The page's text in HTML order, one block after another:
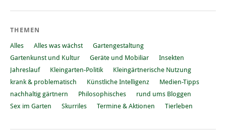
THEMEN
Alles Alles was wächst
Gartengestaltung
Gartenkunst und Kultur
Geräte und Mobiliar
Insekten
Jahreslauf
Kleingarten-Politik
Kleingärtnerische Nutzung
krank & problematisch
Künstliche Intelligenz
Medien-Tipps
nachhaltig gärtnern
Philosophisches
rund ums Bloggen
Sex im Garten
Skurriles Termine & Aktionen Tierleben